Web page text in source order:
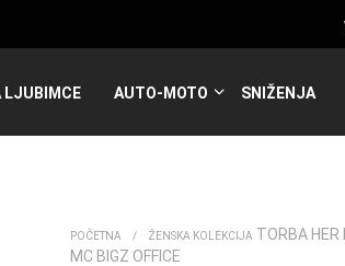
LJUBIMCE AUTO-MOTO SNIŽENJA
POČETNA / ŽENSKA KOLEKCIJA TORBA HER
MC BIGZ OFFICE